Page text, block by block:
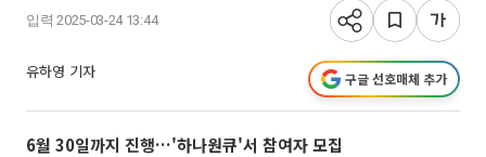
입력 2025-03-24 13:44
유하영 기자 구글 선호매체 추가
6월 30일까지 진행…'하나원큐'서 참여자 모집